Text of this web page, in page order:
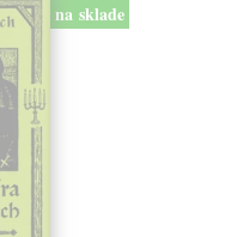
na sklade